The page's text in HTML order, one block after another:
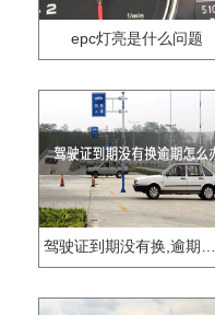
epc灯亮是什么问题
驾驶证到期没有换,逾期怎么办??